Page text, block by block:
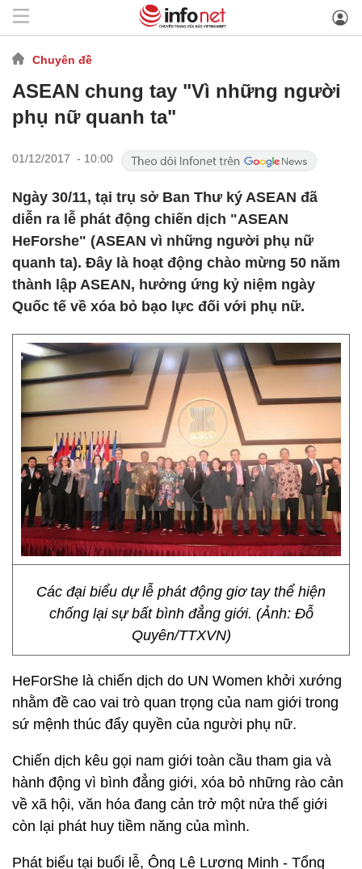
Chuyên đề
ASEAN chung tay "Vì những người
phụ nữ quanh ta"
01/12/2017 - 10:00
Ngày 30/11, tại trụ sở Ban Thư ký ASEAN đã
diễn ra lễ phát động chiến dịch "ASEAN
HeForshe" (ASEAN vì những người phụ nữ
quanh ta). Đây là hoạt động chào mừng 50 năm
thành lập ASEAN, hưởng ứng kỷ niệm ngày
Quốc tế về xóa bỏ bạo lực đối với phụ nữ.
Các đại biểu dự lễ phát động giơ tay thể hiện
chống lại sự bất bình đẳng giới. (Ảnh: Đỗ
Quyên/TTXVN)
HeForShe là chiến dịch do UN Women khởi xướng
nhằm đề cao vai trò quan trọng của nam giới trong
sứ mệnh thúc đẩy quyền của người phụ nữ.
Chiến dịch kêu gọi nam giới toàn cầu tham gia và
hành động vì bình đẳng giới, xóa bỏ những rào cản
về xã hội, văn hóa đang cản trở một nửa thế giới
còn lại phát huy tiềm năng của mình.
Phát biểu tại buổi lễ, Ông Lê Lương Minh - Tổng